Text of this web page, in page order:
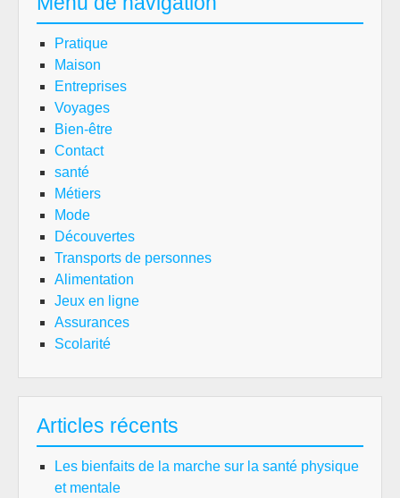
Pratique
Maison
Entreprises
Voyages
Bien-être
Contact
santé
Métiers
Mode
Découvertes
Transports de personnes
Alimentation
Jeux en ligne
Assurances
Scolarité
Articles récents
Les bienfaits de la marche sur la santé physique
et mentale